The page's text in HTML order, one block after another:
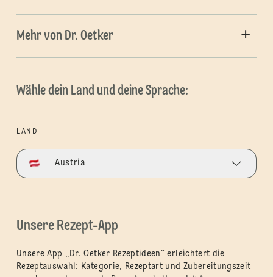
Mehr von Dr. Oetker
Wähle dein Land und deine Sprache:
LAND
Austria
Unsere Rezept-App
Unsere App „Dr. Oetker Rezeptideen“ erleichtert die
Rezeptauswahl: Kategorie, Rezeptart und Zubereitungszeit